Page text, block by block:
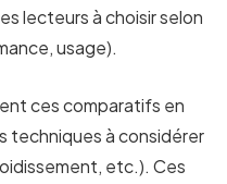
lecteurs à choisir selon
usage).
ces comparatifs en
techniques à considérer
etc.). Ces